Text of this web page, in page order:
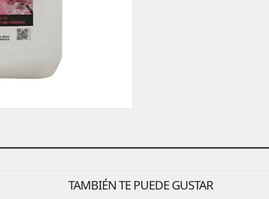
TAMBIÉN TE PUEDE GUSTAR